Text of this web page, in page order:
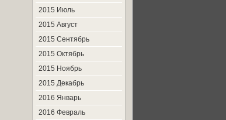
2015 Июль
2015 Август
2015 Сентябрь
2015 Октябрь
2015 Ноябрь
2015 Декабрь
2016 Январь
2016 Февраль